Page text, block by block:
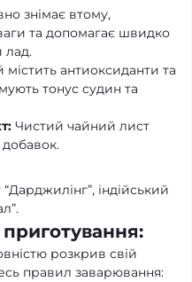
знімає втому,
та допомагає швидко
лад.
антиоксиданти та
тонус судин та
Чистий чайний лист
індійський
розкрив свій
правил заварювання: